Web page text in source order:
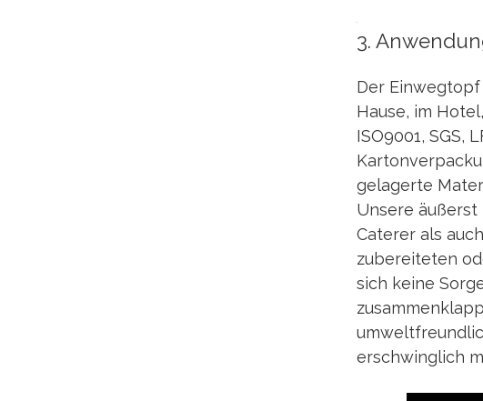
3.
Der
Hause, im
ISO9001, SGS,
gelagerte
Unsere
Caterer als
zubereiteten
sich keine
erschwinglich